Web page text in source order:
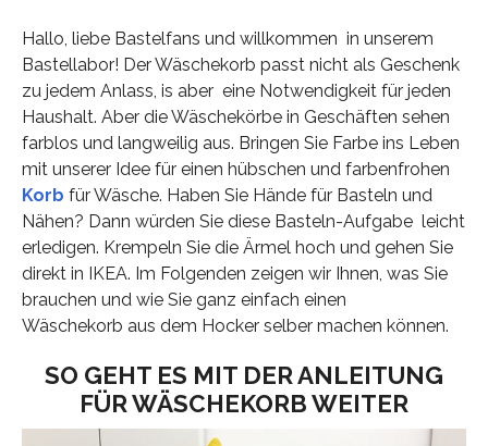
Hallo, liebe Bastelfans und willkommen in unserem
Bastellabor! Der Wäschekorb passt nicht als Geschenk
zu jedem Anlass, is aber eine Notwendigkeit für jeden
Haushalt. Aber die Wäschekörbe in Geschäften sehen
farblos und langweilig aus. Bringen Sie Farbe ins Leben
mit unserer Idee für einen hübschen und farbenfrohen
Korb für Wäsche. Haben Sie Hände für Basteln und
Nähen? Dann würden Sie diese Basteln-Aufgabe leicht
erledigen. Krempeln Sie die Ärmel hoch und gehen Sie
direkt in IKEA. Im Folgenden zeigen wir Ihnen, was Sie
brauchen und wie Sie ganz einfach einen
Wäschekorb aus dem Hocker selber machen können.
SO GEHT ES MIT DER ANLEITUNG
FÜR WÄSCHEKORB WEITER